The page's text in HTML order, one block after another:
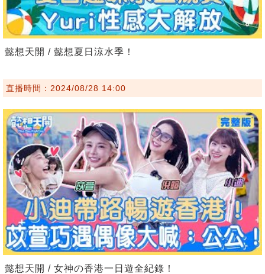
懿想天開 / 懿想夏日涼水季！
直播時間：2024/08/28 14:00
懿想天開 / 女神の香港一日遊全紀錄！